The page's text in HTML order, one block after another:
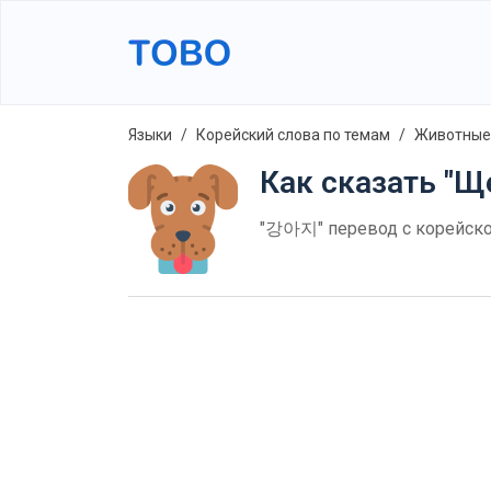
Языки Корейский слова по темам Животные
Как сказать
"강아지" перевод с